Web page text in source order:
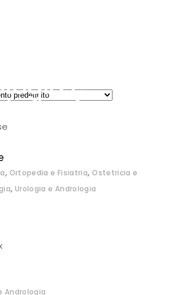
e
, Ortopedia e Fisiatria, Ostetricia e
, Urologia e Andrologia
Andrologia